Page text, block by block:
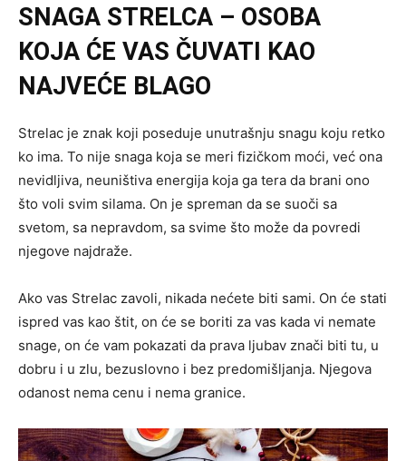
SNAGA STRELCA – OSOBA
KOJA ĆE VAS ČUVATI KAO
NAJVEĆE BLAGO
Strelac je znak koji poseduje unutrašnju snagu koju retko
ko ima. To nije snaga koja se meri fizičkom moći, već ona
nevidljiva, neuništiva energija koja ga tera da brani ono
što voli svim silama. On je spreman da se suoči sa
svetom, sa nepravdom, sa svime što može da povredi
njegove najdraže.
Ako vas Strelac zavoli, nikada nećete biti sami. On će stati
ispred vas kao štit, on će se boriti za vas kada vi nemate
snage, on će vam pokazati da prava ljubav znači biti tu, u
dobru i u zlu, bezuslovno i bez predomišljanja. Njegova
odanost nema cenu i nema granice.